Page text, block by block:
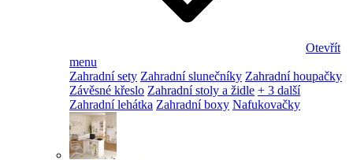
Otevřít
menu
Zahradní sety Zahradní slunečníky Zahradní houpačky
Závěsné křeslo Zahradní stoly a židle + 3 další
Zahradní lehátka Zahradní boxy Nafukovačky